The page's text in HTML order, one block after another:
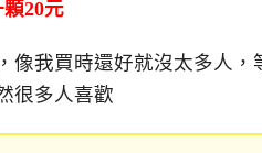
20元
像我買時還好就沒太多人
很多人喜歡